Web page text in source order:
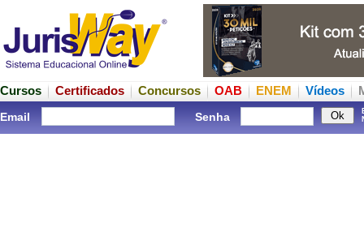
Cursos Certificados Concursos OAB ENEM Vídeos
Email Senha